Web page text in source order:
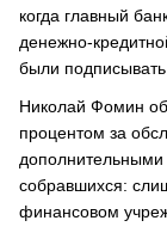
когда главный
денежно-
были
Николай Фомин
процентом за
дополнительными
собравшихся:
финансовом